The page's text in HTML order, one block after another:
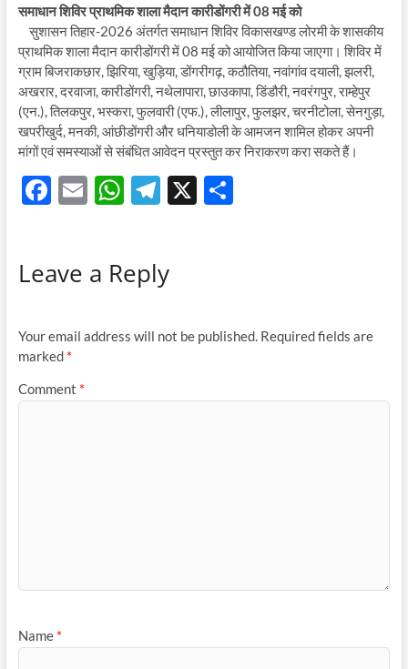
समाधान शिविर प्राथमिक शाला मैदान कारीडोंगरी में 08 मई को
सुशासन तिहार-2026 अंतर्गत समाधान शिविर विकासखण्ड लोरमी के शासकीय
प्राथमिक शाला मैदान कारीडोंगरी में 08 मई को आयोजित किया जाएगा। शिविर में
ग्राम बिजराकछार, झिरिया, खुड़िया, डोंगरीगढ़, कठौतिया, नवांगांव दयाली, झलरी,
अखरार, दरवाजा, कारीडोंगरी, नथेलापारा, छाउकापा, डिंडौरी, नवरंगपुर, राम्हेपुर
(एन.), तिलकपुर, भस्करा, फुलवारी (एफ.), लीलापुर, फुलझर, चरनीटोला, सेनगुड़ा,
खपरीखुर्द, मनकी, आंछीडोंगरी और धनियाडोली के आमजन शामिल होकर अपनी
मांगों एवं समस्याओं से संबंधित आवेदन प्रस्तुत कर निराकरण करा सकते हैं।
F
b
o
k
E W
s
p
T
gr
m
X S
Leave a Reply
Your email address will not be published. Required fields are
marked *
Comment *
Name *